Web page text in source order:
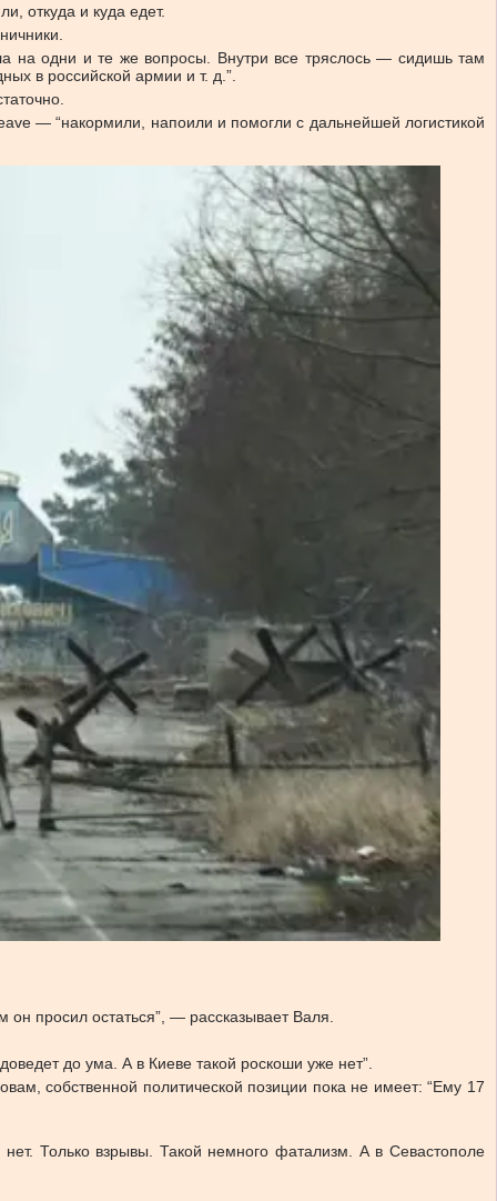
откуда и куда едет.
на одни и те же вопросы. Внутри все тряслось — сидишь там
в российской армии и т. д.”.
— “накормили, напоили и помогли с дальнейшей логистикой
просил остаться”, — рассказывает Валя.
до ума. А в Киеве такой роскоши уже нет”.
собственной политической позиции пока не имеет: “Ему 17
Только взрывы. Такой немного фатализм. А в Севастополе